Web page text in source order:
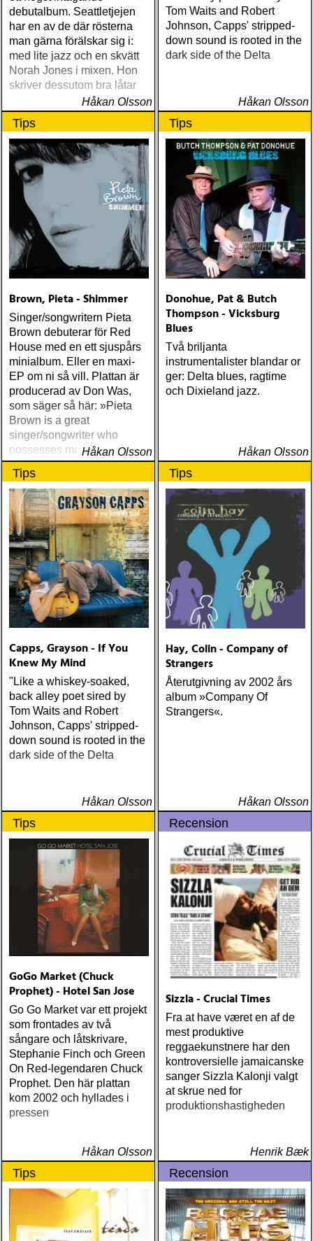
debutalbum. Seattletjejen
har en av de där rösterna
man gärna förälskar sig i:
med lite jazz och en skvätt
Norah Jones i mixen. Hon
skriver dessutom bra låtar
Håkan Olsson
Tom Waits and Robert
Johnson, Capps' stripped-
down sound is rooted in the
dark side of the Delta
Håkan Olsson
Tips
Brown, Pieta - Shimmer
Singer/songwritern Pieta
Brown debuterar för Red
House med en ett sjuspårs
minialbum. Eller en maxi-
EP om ni så vill. Plattan är
producerad av Don Was,
som säger så här: »Pieta
Brown is a great
singer/songwriter who
possesses major star power
magnetism.«
Håkan Olsson
Tips
Donohue, Pat & Butch
Thompson - Vicksburg
Blues
Två briljanta
instrumentalister blandar or
ger: Delta blues, ragtime
och Dixieland jazz.
Håkan Olsson
Tips
Capps, Grayson - If You
Knew My Mind
"Like a whiskey-soaked,
back alley poet sired by
Tom Waits and Robert
Johnson, Capps' stripped-
down sound is rooted in the
dark side of the Delta
Håkan Olsson
Tips
Hay, Colin - Company of
Strangers
Återutgivning av 2002 års
album »Company Of
Strangers«.
Håkan Olsson
Tips
GoGo Market (Chuck
Prophet) - Hotel San Jose
Go Go Market var ett projekt
som frontades av två
sångare och låtskrivare,
Stephanie Finch och Green
On Red-legendaren Chuck
Prophet. Den här plattan
kom 2002 och hyllades i
pressen
Håkan Olsson
Recension
Sizzla - Crucial Times
Fra at have været en af de
mest produktive
reggaekunstnere har den
kontroversielle jamaicanske
sanger Sizzla Kalonji valgt
at skrue ned for
produktionshastigheden
Henrik Bæk
Tips Recension